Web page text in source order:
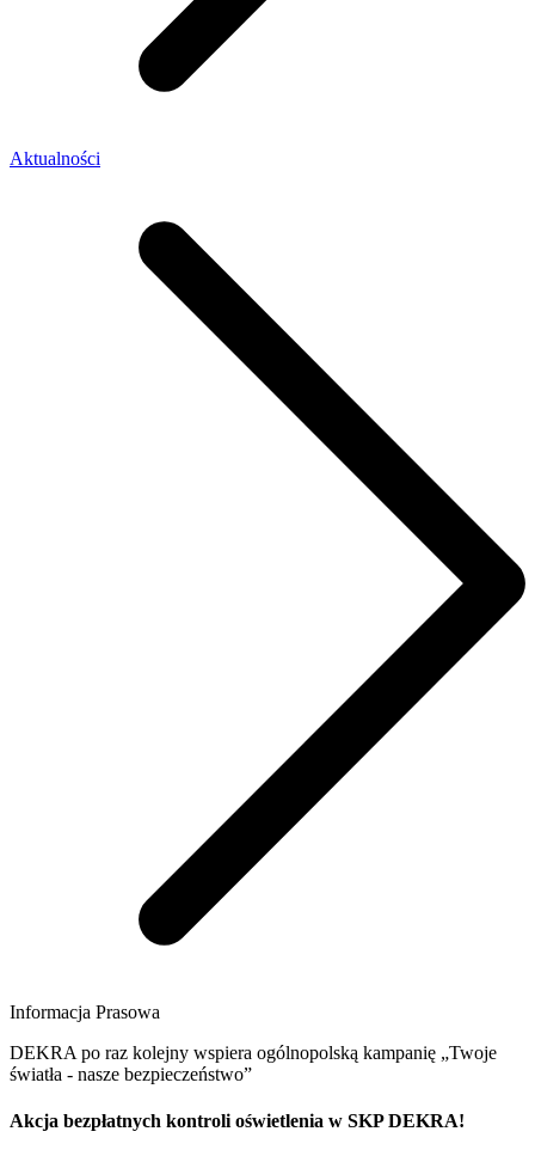
Aktualności
Informacja Prasowa
DEKRA po raz kolejny wspiera ogólnopolską kampanię „Twoje
światła - nasze bezpieczeństwo”
Akcja bezpłatnych kontroli oświetlenia w SKP DEKRA!